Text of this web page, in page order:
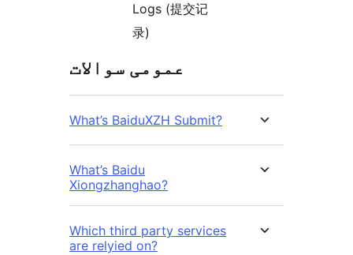
Logs (提交记
录)
عمومی سوالات
What’s BaiduXZH Submit?
What’s Baidu
Xiongzhanghao?
Which third party services
are relyied on?